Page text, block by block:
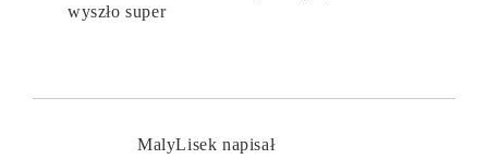
wyszło super
MalyLisek napisał